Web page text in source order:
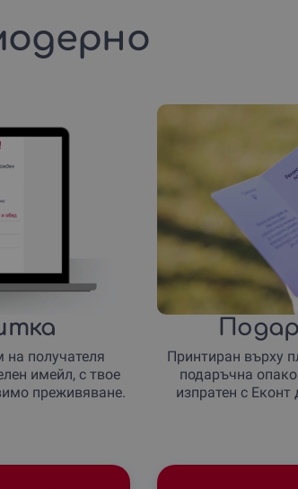
получателя
имейл, с твое
преживяване.
Принтиран върху
подаръчна
изпратен с